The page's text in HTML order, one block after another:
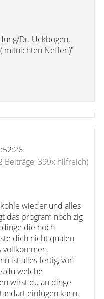
Dr. Uckbogen,
mitnichten Neffen)"
Beiträge, 399x hilfreich)
wieder und alles
das program noch zig
die noch
dich nicht quälen
vollkommen.
ist alles fertig, von
du welche
wirst du an dinge
einfügen kann.